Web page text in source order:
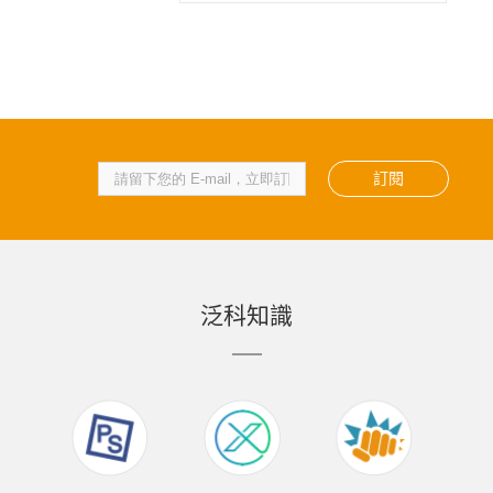
訂閱
泛科知識